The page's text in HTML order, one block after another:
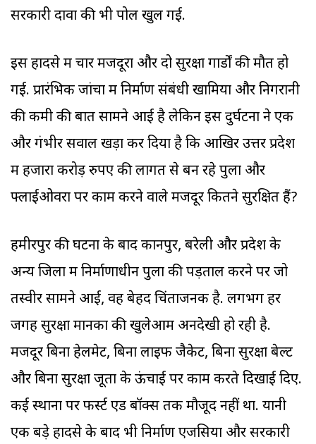
सरकारी दावों की भी पोल खुल गई.
इस हादसे में चार मजदूरों और दो सुरक्षा गार्डों की मौत हो
गई. प्रारंभिक जांचों में निर्माण संबंधी खामियों और निगरानी
की कमी की बात सामने आई है लेकिन इस दुर्घटना ने एक
और गंभीर सवाल खड़ा कर दिया है कि आखिर उत्तर प्रदेश
में हजारों करोड़ रुपए की लागत से बन रहे पुलों और
फ्लाईओवरों पर काम करने वाले मजदूर कितने सुरक्षित हैं?
हमीरपुर की घटना के बाद कानपुर, बरेली और प्रदेश के
अन्य जिलों में निर्माणाधीन पुलों की पड़ताल करने पर जो
तस्वीर सामने आई, वह बेहद चिंताजनक है. लगभग हर
जगह सुरक्षा मानकों की खुलेआम अनदेखी हो रही है.
मजदूर बिना हेलमेट, बिना लाइफ जैकेट, बिना सुरक्षा बेल्ट
और बिना सुरक्षा जूतों के ऊंचाई पर काम करते दिखाई दिए.
कई स्थानों पर फर्स्ट एड बॉक्स तक मौजूद नहीं था. यानी
एक बड़े हादसे के बाद भी निर्माण एजेंसियों और सरकारी